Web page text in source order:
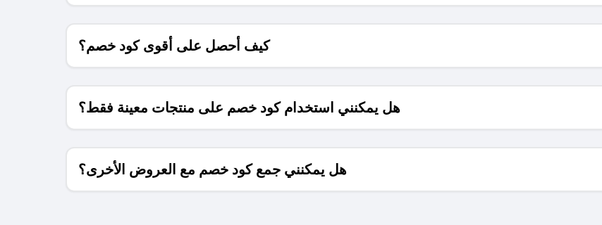
كيف أحصل على أقوى كود خصم؟
هل يمكنني استخدام كود خصم على منتجات معينة فقط؟
هل يمكنني جمع كود خصم مع العروض الأخرى؟